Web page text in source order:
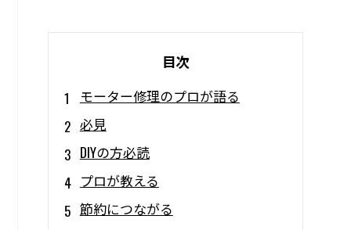
目次
モーター修理のプロが語る
必見
DIYの方必読
プロが教える
節約につながる